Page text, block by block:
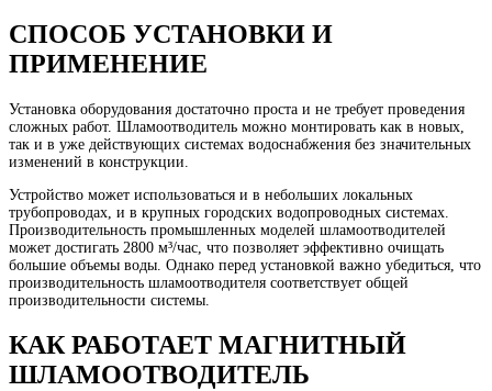
СПОСОБ УСТАНОВКИ И
ПРИМЕНЕНИЕ
Установка оборудования достаточно проста и не требует проведения
сложных работ. Шламоотводитель можно монтировать как в новых,
так и в уже действующих системах водоснабжения без значительных
изменений в конструкции.
Устройство может использоваться и в небольших локальных
трубопроводах, и в крупных городских водопроводных системах.
Производительность промышленных моделей шламоотводителей
может достигать 2800 м³/час, что позволяет эффективно очищать
большие объемы воды. Однако перед установкой важно убедиться, что
производительность шламоотводителя соответствует общей
производительности системы.
КАК РАБОТАЕТ МАГНИТНЫЙ
ШЛАМООТВОДИТЕЛЬ